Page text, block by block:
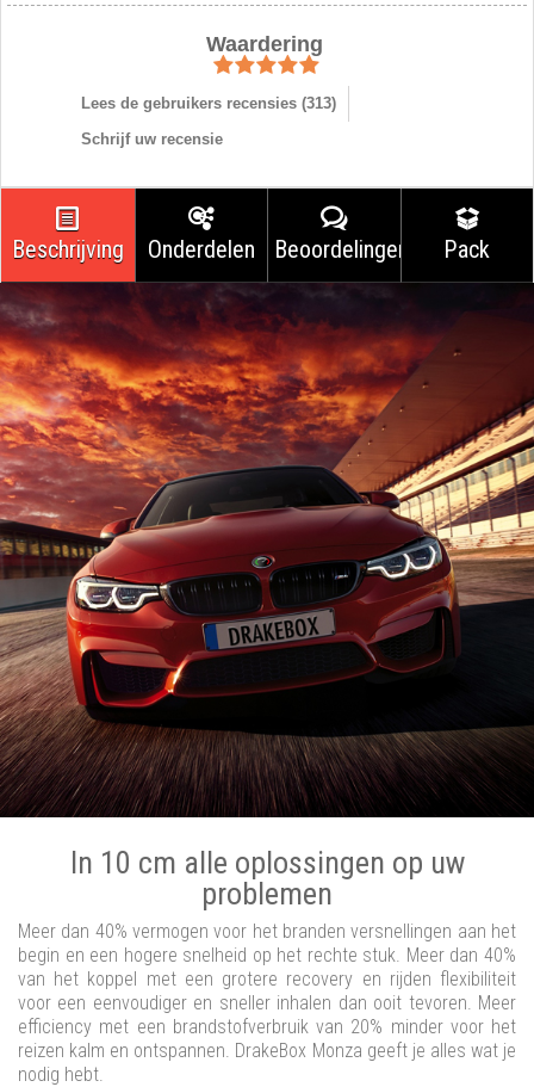
Waardering
Lees de gebruikers recensies (313)
Schrijf uw recensie
Beschrijving Onderdelen Beoordelingen Pack
In 10 cm alle oplossingen op uw
problemen
Meer dan 40% vermogen voor het branden versnellingen aan het
begin en een hogere snelheid op het rechte stuk. Meer dan 40%
van het koppel met een grotere recovery en rijden flexibiliteit
voor een eenvoudiger en sneller inhalen dan ooit tevoren. Meer
efficiency met een brandstofverbruik van 20% minder voor het
reizen kalm en ontspannen. DrakeBox Monza geeft je alles wat je
nodig hebt.